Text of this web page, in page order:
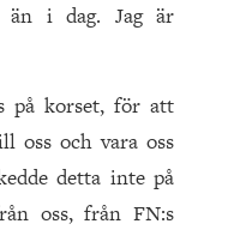
än i dag. Jag är
på korset, för att
oss och vara oss
detta inte på
oss, från FN:s